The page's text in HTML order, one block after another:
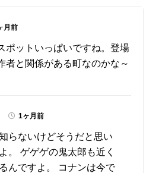
月前
ポットいっぱいですね。登場
者と関係がある町なのかな～
1ヶ月前
らないけどそうだと思い
。 ゲゲゲの鬼太郎も近く
んですよ。 コナンは今で